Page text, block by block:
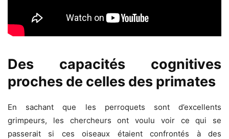
Des capacités cognitives
proches de celles des primates
En sachant que les perroquets sont d’excellents
grimpeurs, les chercheurs ont voulu voir ce qui se
passerait si ces oiseaux étaient confrontés à des